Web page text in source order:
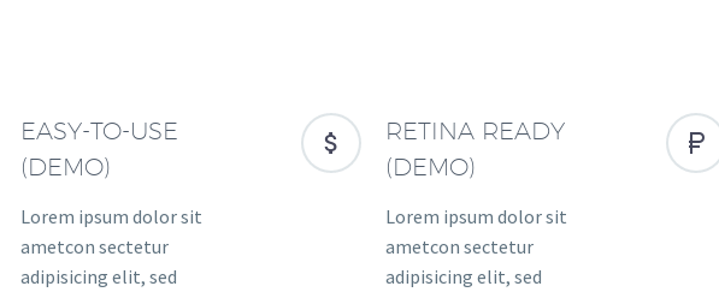
EASY-TO-USE
(DEMO)
Lorem ipsum dolor sit
ametcon sectetur
adipisicing elit, sed


RETINA READY
(DEMO)
Lorem ipsum dolor sit
ametcon sectetur
adipisicing elit, sed

